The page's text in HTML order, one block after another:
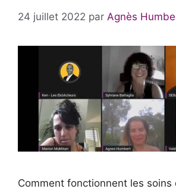
24 juillet 2022 par Agnès
Comment fonctionnent les soins